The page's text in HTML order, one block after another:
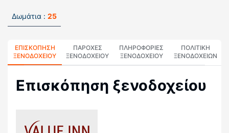
Δωμάτια : 25
ΕΠΙΣΚΌΠΗΣΗ
ΞΕΝΟΔΟΧΕΊΟΥ
ΠΑΡΟΧΕΣ
ΞΕΝΟΔΟΧΕΙΟΥ
ΠΛΗΡΟΦΟΡΊΕΣ
ΞΕΝΟΔΟΧΕΊΟΥ
ΠΟΛΙΤΙΚΗ
ΞΕΝΟΔΟΧΕΊΩΝ
Επισκόπηση ξενοδοχείου